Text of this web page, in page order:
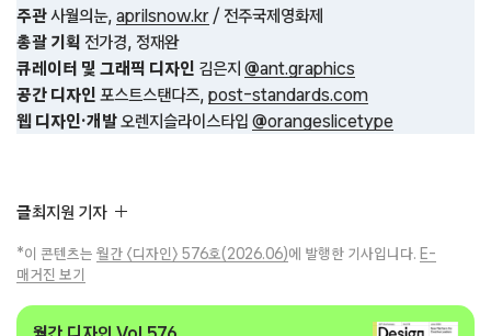
주관사월의눈, aprilsnow.kr / 전주국제영화제
총괄 기획 전가경, 정재완
큐레이터 및 그래픽 디자인 김은지 @ant.graphics
공간 디자인 포스트스탠다즈, post-standards.com
웹 디자인·개발오렌지슬라이스타입 @orangeslicetype
글최지원 기자
*이 콘텐츠는 월간 〈디자인〉 576호(2026.06)에 발행한 기사입니다. E-
매거진 보기